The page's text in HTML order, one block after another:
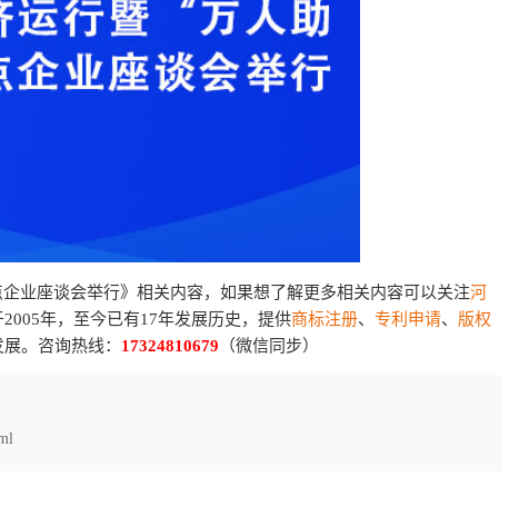
业座谈会举行》相关内容，如果想了解更多相关内容可以关注河
年，至今已有17年发展历史，提供商标注册、 专利申请、 版权
。咨询热线： 17324810679 （微信同步）